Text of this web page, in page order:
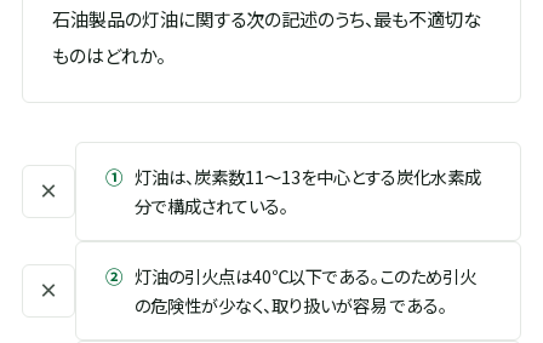
石油製品の灯油に関する次の記述のうち、最も不適切な
ものはどれか。
× ① 灯油は、炭素数11～13を中心とする炭化水素成
分で構成されている。
× ② 灯油の引火点は40℃以下である。このため引火
の危険性が少なく、取り扱いが容易 である。